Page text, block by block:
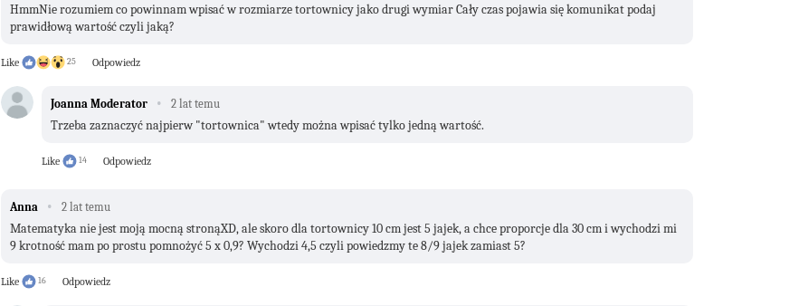
HmmNie rozumiem co powinnam wpisać w rozmiarze tortownicy jako drugi wymiar Cały czas pojawia się komunikat podaj
prawidłową wartość czyli jaką?
Like 25 Odpowiedz
Joanna Moderator · 2 lat temu
Trzeba zaznaczyć najpierw "tortownica" wtedy można wpisać tylko jedną wartość.
Like 14 Odpowiedz
Anna · 2 lat temu
Matematyka nie jest moją mocną stronąXD, ale skoro dla tortownicy 10 cm jest 5 jajek, a chce proporcje dla 30 cm i wychodzi mi
9 krotność mam po prostu pomnożyć 5 x 0,9? Wychodzi 4,5 czyli powiedzmy te 8/9 jajek zamiast 5?
Like 16 Odpowiedz